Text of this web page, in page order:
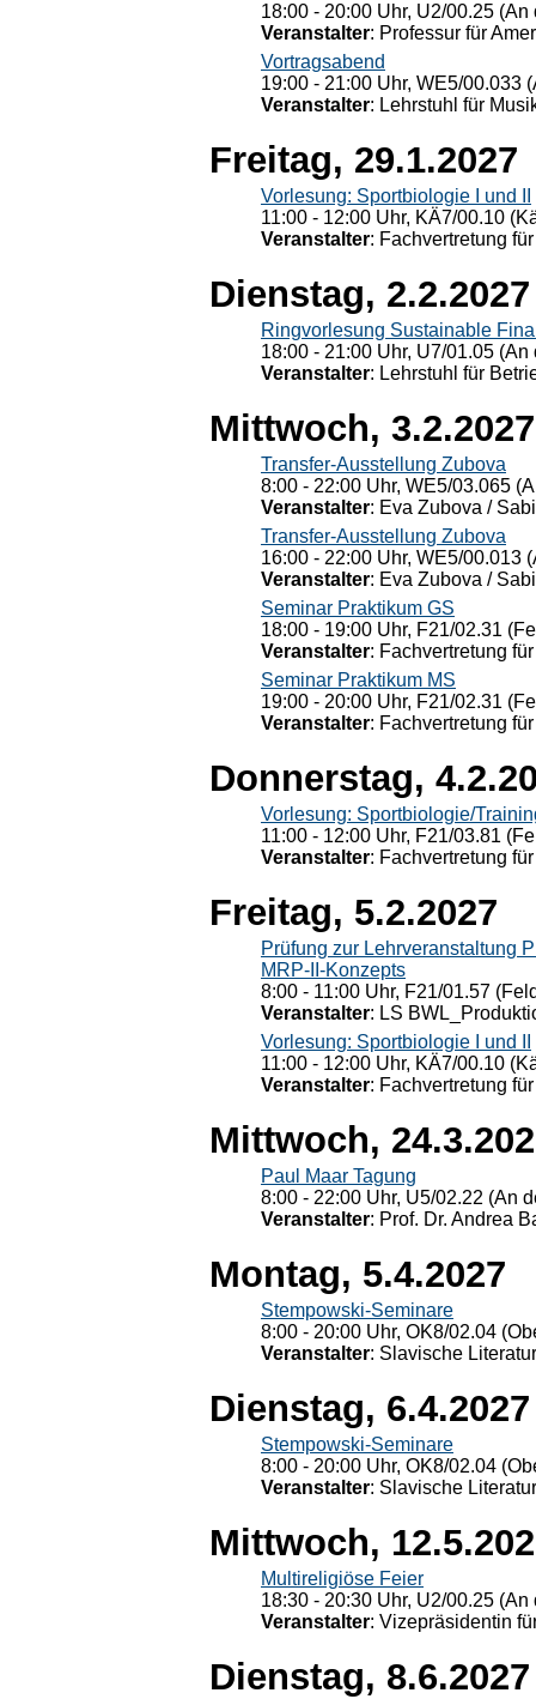
18:00 - 20:00 Uhr, U2/00.25
Veranstalter: Professur für
Vortragsabend
19:00 - 21:00 Uhr, WE5/00.033
Veranstalter: Lehrstuhl für
Freitag, 29.1.2027
Vorlesung: Sportbiologie I und II
11:00 - 12:00 Uhr, KÄ7/00.10
Veranstalter: Fachvertretung
Dienstag, 2.2.2027
Ringvorlesung Sustainable
18:00 - 21:00 Uhr, U7/01.05
Veranstalter: Lehrstuhl für
Mittwoch, 3.2.2027
Transfer-Ausstellung Zubova
8:00 - 22:00 Uhr, WE5/03.065
Veranstalter: Eva Zubova /
Transfer-Ausstellung Zubova
16:00 - 22:00 Uhr, WE5/00.013
Veranstalter: Eva Zubova /
Seminar Praktikum GS
18:00 - 19:00 Uhr, F21/02.31
Veranstalter: Fachvertretung
Seminar Praktikum MS
19:00 - 20:00 Uhr, F21/02.31
Veranstalter: Fachvertretung
Donnerstag,
Vorlesung: Sportbiologie/
11:00 - 12:00 Uhr, F21/03.81
Veranstalter: Fachvertretung
Freitag, 5.2.2027
Prüfung zur Lehrveranstaltung
MRP-II-Konzepts
8:00 - 11:00 Uhr, F21/01.57
Veranstalter: LS
Vorlesung: Sportbiologie I und II
11:00 - 12:00 Uhr, KÄ7/00.10
Veranstalter: Fachvertretung
Mittwoch,
Paul Maar Tagung
8:00 - 22:00 Uhr, U5/02.22 (An
Veranstalter: Prof. Dr. Andrea
Montag, 5.4.2027
Stempowski-Seminare
8:00 - 20:00 Uhr, OK8/02.04
Veranstalter: Slavische
Dienstag, 6.4.2027
Stempowski-Seminare
8:00 - 20:00 Uhr, OK8/02.04
Veranstalter: Slavische
Mittwoch,
Multireligiöse Feier
18:30 - 20:30 Uhr, U2/00.25
Veranstalter: Vizepräsidentin
Dienstag, 8.6.2027